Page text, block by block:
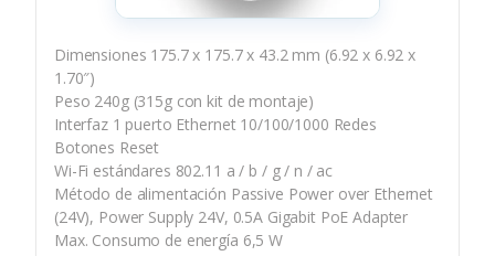
Dimensiones 175.7 x 175.7 x 43.2 mm (6.92 x 6.92 x
1.70″)
Peso 240g (315g con kit de montaje)
Interfaz 1 puerto Ethernet 10/100/1000 Redes
Botones Reset
Wi-Fi estándares 802.11 a / b / g / n / ac
Método de alimentación Passive Power over Ethernet
(24V), Power Supply 24V, 0.5A Gigabit PoE Adapter
Max. Consumo de energía 6,5 W